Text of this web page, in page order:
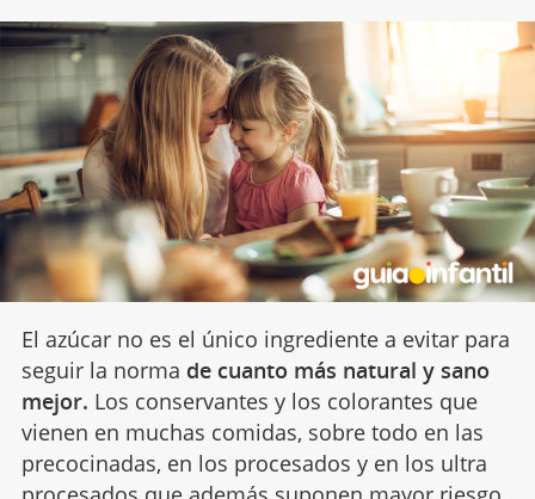
El azúcar no es el único ingrediente a evitar para
seguir la norma de cuanto más natural y sano
mejor. Los conservantes y los colorantes que
vienen en muchas comidas, sobre todo en las
precocinadas, en los procesados y en los ultra